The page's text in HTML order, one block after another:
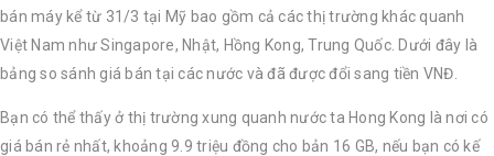
bán máy kể từ 31/3 tại Mỹ bao gồm cả các thị trường khác quanh
Việt Nam như Singapore, Nhật, Hồng Kong, Trung Quốc. Dưới đây là
bảng so sánh giá bán tại các nước và đã được đổi sang tiền VNĐ.
Bạn có thể thấy ở thị trường xung quanh nước ta Hong Kong là nơi có
giá bán rẻ nhất, khoảng 9.9 triệu đồng cho bản 16 GB, nếu bạn có kế